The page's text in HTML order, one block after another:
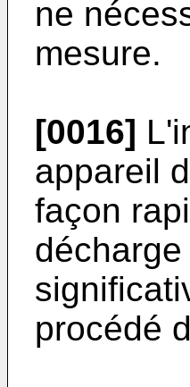
ne
mesure.
[0016]
appareil
façon
procédé